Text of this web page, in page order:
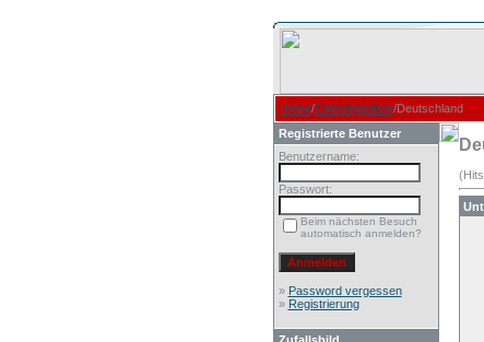
Home/Campingplätze/Deutschland
Registrierte Benutzer
Benutzername:
Passwort:
Beim nächsten Besuch
automatisch anmelden?
» Password vergessen
» Registrierung